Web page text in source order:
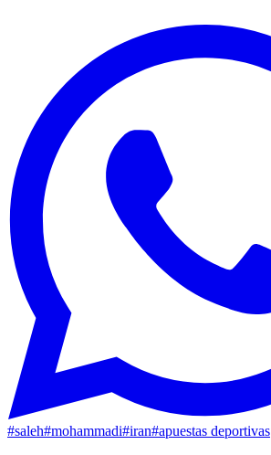
#saleh#mohammadi#iran#apuestas deportivas